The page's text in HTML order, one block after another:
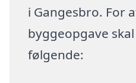
i Gangesbro. For
byggeopgave
følgende: